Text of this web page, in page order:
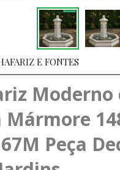
E FONTES
Moderno
Mármore
Peça